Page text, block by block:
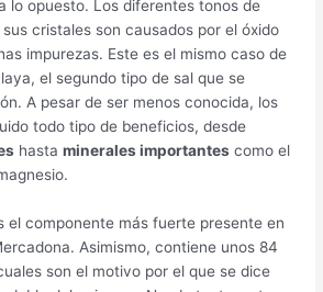
lo opuesto. Los diferentes tonos de
cristales son causados por el óxido
impurezas. Este es el mismo caso de
el segundo tipo de sal que se
A pesar de ser menos conocida, los
todo tipo de beneficios, desde
hastaminerales importantes como el
el componente más fuerte presente en
Asimismo, contiene unos 84
son el motivo por el que se dice